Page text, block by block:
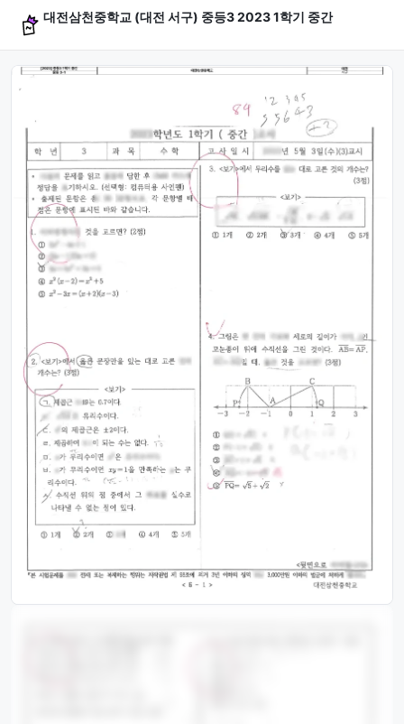
대전삼천중학교 (대전 서구) 중등3 2023 1학기 중간
문제 미리보기 (4문항)